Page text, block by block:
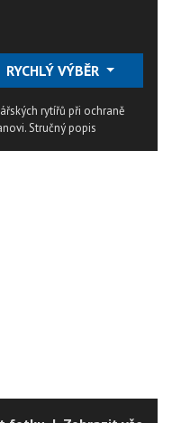
RYCHLÝ VÝBĚR
rytířů při ochraně
Stručný popis